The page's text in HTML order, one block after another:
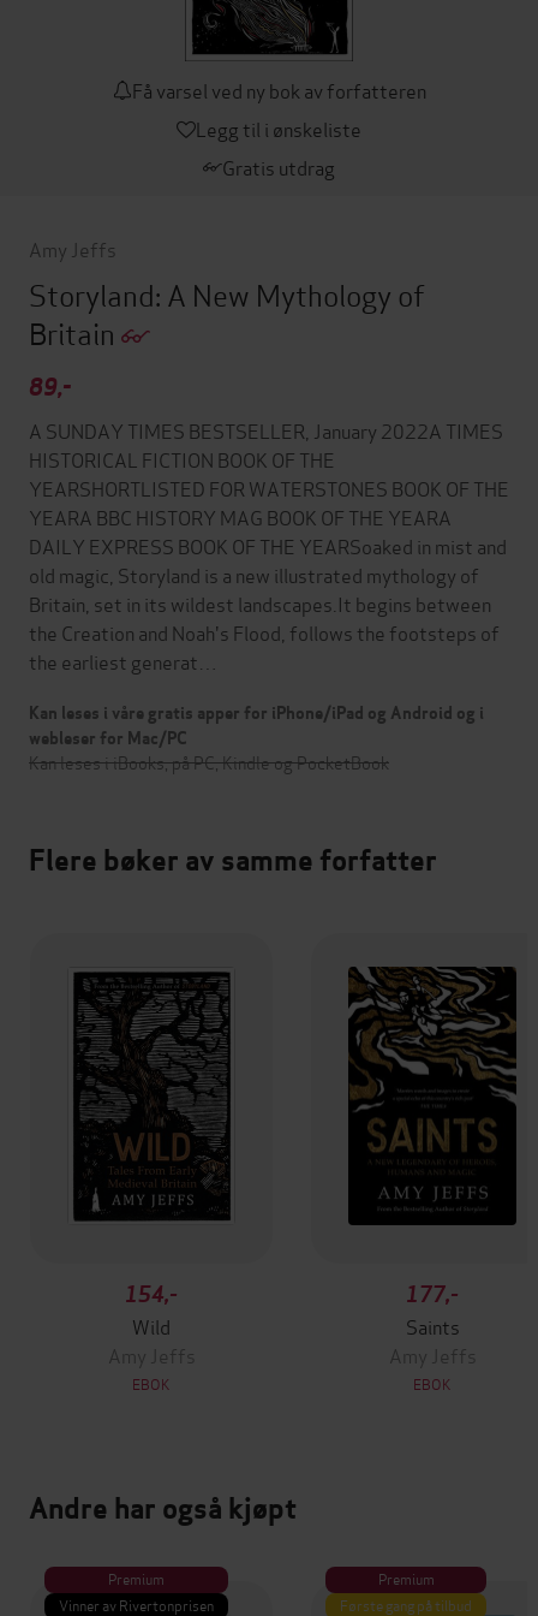
Få varsel ved ny bok av forfatteren
Legg til i ønskeliste
Gratis utdrag
Amy Jeffs
Storyland: A New Mythology of
Britain
89,-
A SUNDAY TIMES BESTSELLER, January 2022A TIMES
HISTORICAL FICTION BOOK OF THE
YEARSHORTLISTED FOR WATERSTONES BOOK OF THE
YEARA BBC HISTORY MAG BOOK OF THE YEARA
DAILY EXPRESS BOOK OF THE YEARSoaked in mist and
old magic, Storyland is a new illustrated mythology of
Britain, set in its wildest landscapes.It begins between
the Creation and Noah's Flood, follows the footsteps of
the earliest generat…
Kan leses i våre gratis apper for iPhone/iPad og Android og i
webleser for Mac/PC
Kan leses i iBooks, på PC, Kindle og PocketBook
Flere bøker av samme forfatter
154,-
Wild
Amy Jeffs
EBOK
177,-
Saints
Amy Jeffs
EBOK
Andre har også kjøpt
Premium
Vinner av Rivertonprisen
Premium
Første gang på tilbud